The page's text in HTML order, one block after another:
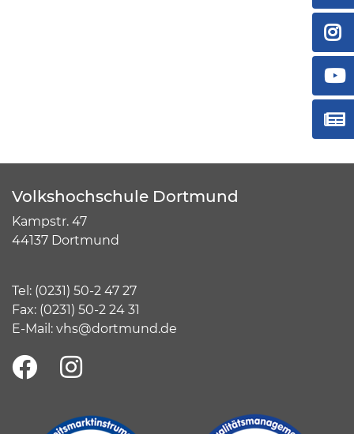
Volkshochschule Dortmund
Kampstr. 47
44137 Dortmund
Tel: (0231) 50-2 47 27
Fax: (0231) 50-2 24 31
E-Mail: vhs@dortmund.de